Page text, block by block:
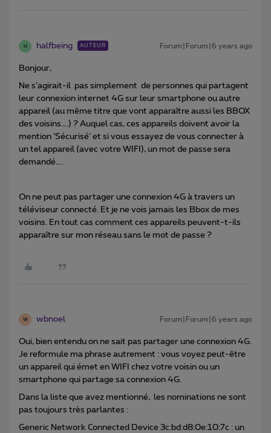
H halfbeing AUTEUR Forum|Forum|6 years ago
Bonjour,
Ne s’agirait-il pas simplement de personnes qui partagent
leur connexion internet 4G sur leur smartphone ou autre
appareil (au même titre que vont apparaître aussi les BBOX
des voisins….) ? Auquel cas, ces appareils doivent avoir la
mention ‘Sécurisé’ et si vous essayez de vous connecter à
un tel appareil (avec votre WIFI), un mot de passe sera
demandé….
On ne peut pas partager une connexion 4G à travers un
téléviseur connecté. Et je ne vois jamais les Bbox de mes
voisins. En tout cas comment ces appareils peuvent-t-ils
apparaître sur mon réseau sans le mot de passe ?
W wbnoel Forum|Forum|6 years ago
Oui, bien entendu on ne sait pas partager une connexion 4G.
Je reformule ma phrase autrement : vous voyez peut-être
un appareil qui émet en WIFI chez votre voisin ou un
smartphone qui partage sa connexion 4G.
Dans la liste que avez mentionné, les nominations ne sont
pas toujours très parlantes :
Generic Network Connected Device 3c:bd:d8:0e:10:7c : un